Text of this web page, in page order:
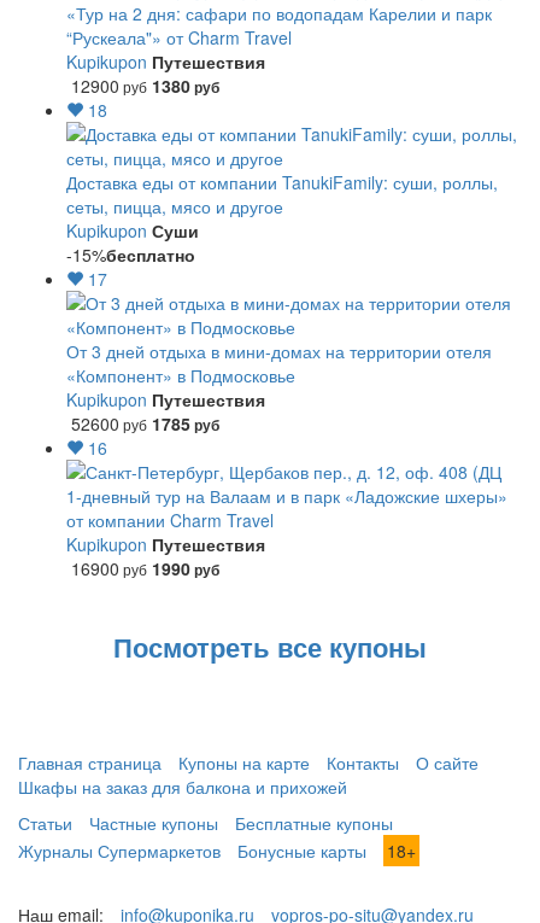
«Тур на 2 дня: сафари по водопадам Карелии и парк
“Рускеала"» от Charm Travel
Kupikupon Путешествия
12900 руб 1380руб
18
Доставка еды от компании TanukiFamily: суши, роллы,
сеты, пицца, мясо и другое
Kupikupon Суши
-15%бесплатно
17
От 3 дней отдыха в мини-домах на территории отеля
«Компонент» в Подмосковье
Kupikupon Путешествия
52600 руб 1785руб
16
1-дневный тур на Валаам и в парк «Ладожские шхеры»
от компании Charm Travel
Kupikupon Путешествия
16900 руб 1990руб
Посмотреть все купоны
Главная страница Купоны на карте Контакты
О сайте
Шкафы на заказ для балкона и прихожей
Статьи
Частные купоны
Бесплатные купоны
Журналы Супермаркетов
Бонусные карты 18+
Наш email: info@kuponika.ru vopros-po-situ@yandex.ru